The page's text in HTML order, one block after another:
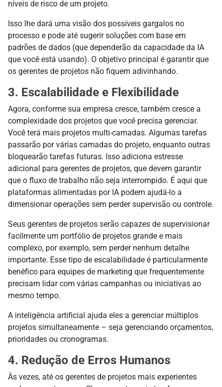
níveis de risco de um projeto.
Isso lhe dará uma visão dos possíveis gargalos no
processo e pode até sugerir soluções com base em
padrões de dados (que dependerão da capacidade da IA
que você está usando). O objetivo principal é garantir que
os gerentes de projetos não fiquem adivinhando.
3. Escalabilidade e Flexibilidade
Agora, conforme sua empresa cresce, também cresce a
complexidade dos projetos que você precisa gerenciar.
Você terá mais projetos multi-camadas. Algumas tarefas
passarão por várias camadas do projeto, enquanto outras
bloquearão tarefas futuras. Isso adiciona estresse
adicional para gerentes de projetos, que devem garantir
que o fluxo de trabalho não seja interrompido. É aqui que
plataformas alimentadas por IA podem ajudá-lo a
dimensionar operações sem perder supervisão ou controle.
Seus gerentes de projetos serão capazes de supervisionar
facilmente um portfólio de projetos grande e mais
complexo, por exemplo, sem perder nenhum detalhe
importante. Esse tipo de escalabilidade é particularmente
benéfico para equipes de marketing que frequentemente
precisam lidar com várias campanhas ou iniciativas ao
mesmo tempo.
A inteligência artificial ajuda eles a gerenciar múltiplos
projetos simultaneamente – seja gerenciando orçamentos,
prioridades ou cronogramas.
4. Redução de Erros Humanos
Às vezes, até os gerentes de projetos mais experientes